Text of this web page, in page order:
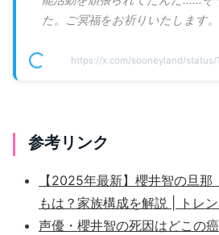
た。ご冥福をお祈りいたします。
https://x.com/sooneyland/
参考リンク
【2025年最新】櫻井智の旦
もは？家族構成を解説 | トレ
声優・櫻井智の死因はどこの